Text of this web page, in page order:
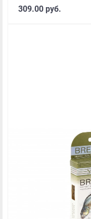
309.00 руб.